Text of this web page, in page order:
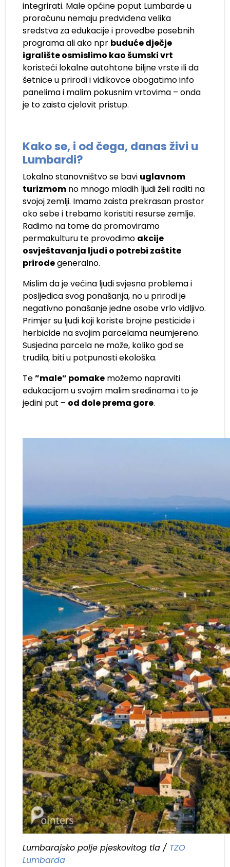
integrirati. Male općine poput Lumbarde u
proračunu nemaju predviđena velika
sredstva za edukacije i provedbe posebnih
programa ali ako npr buduće dječje
igralište osmislimo kao šumski vrt
koristeći lokalne autohtone biljne vrste ili da
šetnice u prirodi i vidikovce obogatimo info
panelima i malim pokusnim vrtovima – onda
je to zaista cjelovit pristup.
Kako se, i od čega, danas živi u
Lumbardi?
Lokalno stanovništvo se bavi uglavnom
turizmom no mnogo mladih ljudi želi raditi na
svojoj zemlji. Imamo zaista prekrasan prostor
oko sebe i trebamo koristiti resurse zemlje.
Radimo na tome da promoviramo
permakulturu te provodimo akcije
osvještavanja ljudi o potrebi zaštite
prirodegeneralno.
Mislim da je većina ljudi svjesna problema i
posljedica svog ponašanja, no u prirodi je
negativno ponašanje jedne osobe vrlo vidljivo.
Primjer su ljudi koji koriste brojne pesticide i
herbicide na svojim parcelama neumjereno.
Susjedna parcela ne može, koliko god se
trudila, biti u potpunosti ekološka.
Te”male” pomake možemo napraviti
edukacijom u svojim malim sredinama i to je
jedini put – od dole prema gore.
Lumbarajsko polje pjeskovitog tla / TZO
Lumbarda